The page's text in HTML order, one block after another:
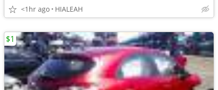
<1hr ago HIALEAH
$1